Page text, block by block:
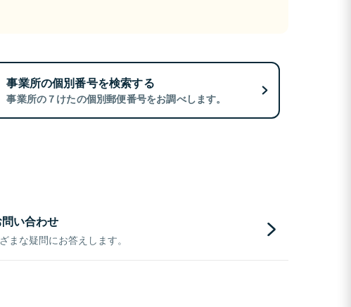
事業所の個別番号を検索する
事業所の７けたの個別郵便番号をお調べします。
い合わせ
まな疑問にお答えします。